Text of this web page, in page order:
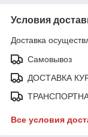
Условия
Доставка
Самовывоз
ДОСТАВКА
Все условия